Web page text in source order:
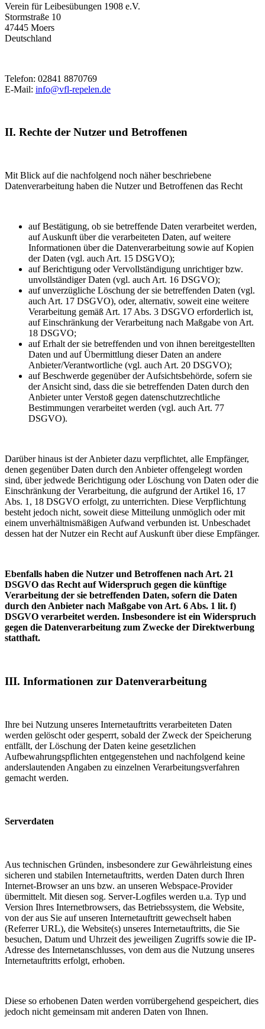
Verein für Leibesübungen 1908 e.V.
Stormstraße 10
47445 Moers
Deutschland
Telefon: 02841 8870769
E-Mail: info@vfl-repelen.de
II. Rechte der Nutzer und Betroffenen
Mit Blick auf die nachfolgend noch näher beschriebene
Datenverarbeitung haben die Nutzer und Betroffenen das Recht
auf Bestätigung, ob sie betreffende Daten verarbeitet werden,
auf Auskunft über die verarbeiteten Daten, auf weitere
Informationen über die Datenverarbeitung sowie auf Kopien
der Daten (vgl. auch Art. 15 DSGVO);
auf Berichtigung oder Vervollständigung unrichtiger bzw.
unvollständiger Daten (vgl. auch Art. 16 DSGVO);
auf unverzügliche Löschung der sie betreffenden Daten (vgl.
auch Art. 17 DSGVO), oder, alternativ, soweit eine weitere
Verarbeitung gemäß Art. 17 Abs. 3 DSGVO erforderlich ist,
auf Einschränkung der Verarbeitung nach Maßgabe von Art.
18 DSGVO;
auf Erhalt der sie betreffenden und von ihnen bereitgestellten
Daten und auf Übermittlung dieser Daten an andere
Anbieter/Verantwortliche (vgl. auch Art. 20 DSGVO);
auf Beschwerde gegenüber der Aufsichtsbehörde, sofern sie
der Ansicht sind, dass die sie betreffenden Daten durch den
Anbieter unter Verstoß gegen datenschutzrechtliche
Bestimmungen verarbeitet werden (vgl. auch Art. 77
DSGVO).
Darüber hinaus ist der Anbieter dazu verpflichtet, alle Empfänger,
denen gegenüber Daten durch den Anbieter offengelegt worden
sind, über jedwede Berichtigung oder Löschung von Daten oder die
Einschränkung der Verarbeitung, die aufgrund der Artikel 16, 17
Abs. 1, 18 DSGVO erfolgt, zu unterrichten. Diese Verpflichtung
besteht jedoch nicht, soweit diese Mitteilung unmöglich oder mit
einem unverhältnismäßigen Aufwand verbunden ist. Unbeschadet
dessen hat der Nutzer ein Recht auf Auskunft über diese Empfänger.
Ebenfalls haben die Nutzer und Betroffenen nach Art. 21
DSGVO das Recht auf Widerspruch gegen die künftige
Verarbeitung der sie betreffenden Daten, sofern die Daten
durch den Anbieter nach Maßgabe von Art. 6 Abs. 1 lit. f)
DSGVO verarbeitet werden. Insbesondere ist ein Widerspruch
gegen die Datenverarbeitung zum Zwecke der Direktwerbung
statthaft.
III. Informationen zur Datenverarbeitung
Ihre bei Nutzung unseres Internetauftritts verarbeiteten Daten
werden gelöscht oder gesperrt, sobald der Zweck der Speicherung
entfällt, der Löschung der Daten keine gesetzlichen
Aufbewahrungspflichten entgegenstehen und nachfolgend keine
anderslautenden Angaben zu einzelnen Verarbeitungsverfahren
gemacht werden.
Serverdaten
Aus technischen Gründen, insbesondere zur Gewährleistung eines
sicheren und stabilen Internetauftritts, werden Daten durch Ihren
Internet-Browser an uns bzw. an unseren Webspace-Provider
übermittelt. Mit diesen sog. Server-Logfiles werden u.a. Typ und
Version Ihres Internetbrowsers, das Betriebssystem, die Website,
von der aus Sie auf unseren Internetauftritt gewechselt haben
(Referrer URL), die Website(s) unseres Internetauftritts, die Sie
besuchen, Datum und Uhrzeit des jeweiligen Zugriffs sowie die IP-
Adresse des Internetanschlusses, von dem aus die Nutzung unseres
Internetauftritts erfolgt, erhoben.
Diese so erhobenen Daten werden vorrübergehend gespeichert, dies
jedoch nicht gemeinsam mit anderen Daten von Ihnen.